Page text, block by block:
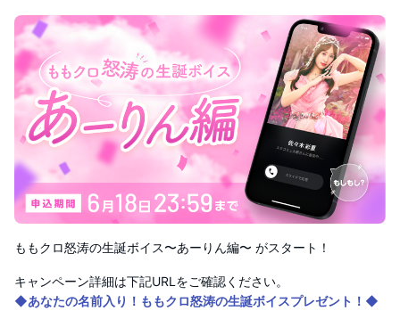
ももクロ怒涛の生誕ボイス〜あーりん編〜 がスタート！
キャンペーン詳細は下記URLをご確認ください。
◆あなたの名前入り！ももクロ怒涛の生誕ボイスプレゼント！◆